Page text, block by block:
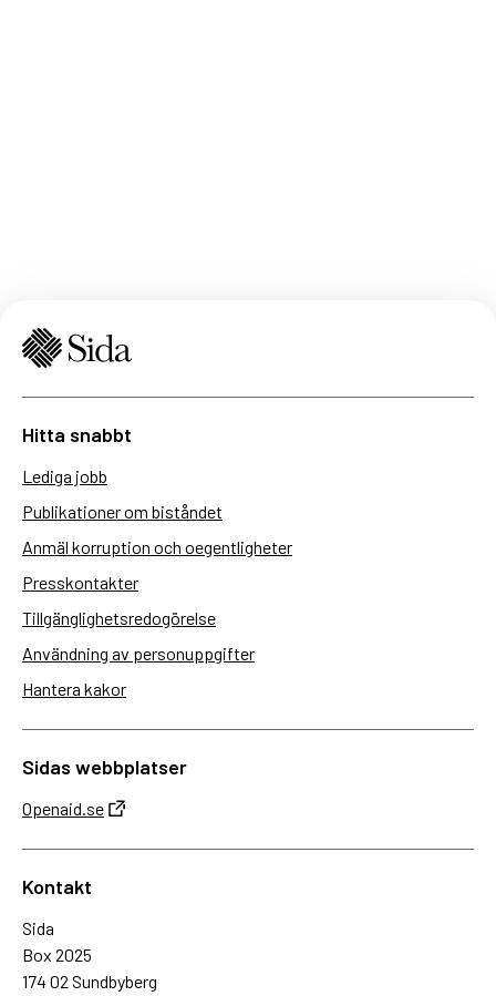
Hitta snabbt
Lediga jobb
Publikationer om biståndet
Anmäl korruption och oegentligheter
Presskontakter
Tillgänglighetsredogörelse
Användning av personuppgifter
Hantera kakor
Sidas webbplatser
Openaid.se
Kontakt
Sida
Box 2025
174 02 Sundbyberg